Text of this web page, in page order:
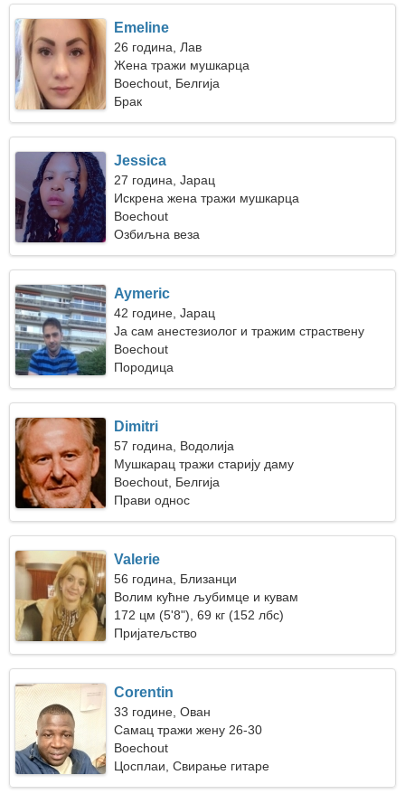
Emeline
26 година, Лав
Жена тражи мушкарца
Boechout, Белгија
Брак
Jessica
27 година, Јарац
Искрена жена тражи мушкарца
Boechout
Озбиљна веза
Aymeric
42 године, Јарац
Ја сам анестезиолог и тражим страствену
жену
Boechout
Породица
Dimitri
57 година, Водолија
Мушкарац тражи старију даму
Boechout, Белгија
Прави однос
Valerie
56 година, Близанци
Волим кућне љубимце и кувам
172 цм (5'8"), 69 кг (152 лбс)
Пријатељство
Corentin
33 године, Ован
Самац тражи жену 26-30
Boechout
Цосплаи, Свирање гитаре